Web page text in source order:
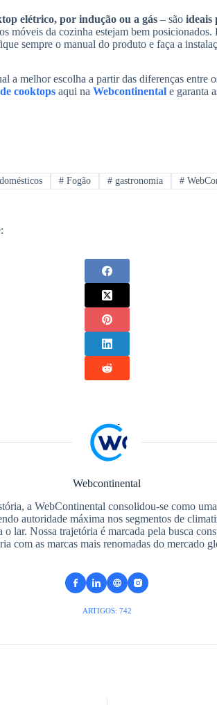
elétrico, por indução ou a gás – são ideais
móveis da cozinha estejam bem
sempre o manual do produto e faça a
a melhor escolha a partir das diferenças entre
cooktops aqui na Webcontinental e garanta
# Fogão # gastronomia #
Webcontinental
a WebContinental consolidou-se como
autoridade máxima nos segmentos de
o lar. Nossa trajetória é marcada pela busca
com as marcas mais renomadas do mercado
ARTIGOS: 742